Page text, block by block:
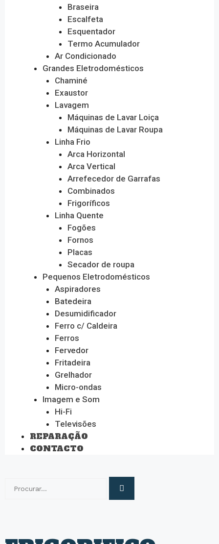
Braseira
Escalfeta
Esquentador
Termo Acumulador
Ar Condicionado
Grandes Eletrodomésticos
Chaminé
Exaustor
Lavagem
Máquinas de Lavar Loiça
Máquinas de Lavar Roupa
Linha Frio
Arca Horizontal
Arca Vertical
Arrefecedor de Garrafas
Combinados
Frigoríficos
Linha Quente
Fogões
Fornos
Placas
Secador de roupa
Pequenos Eletrodomésticos
Aspiradores
Batedeira
Desumidificador
Ferro c/ Caldeira
Ferros
Fervedor
Fritadeira
Grelhador
Micro-ondas
Imagem e Som
Hi-Fi
Televisões
REPARAÇÃO
CONTACTO